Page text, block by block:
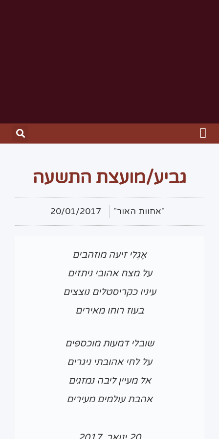
גביע/מועצת התשעה
"אחוות האור" 20/01/2017
אֶגְלִי זיעה מוזהבים
על מצח אהובי ניתזים
עיניו כקריסטלים נוצצים
בעוז רוחו מאירים
שובלי דמעות מוכספים
על לחי אהובתי ניגרים
אל מעיין ליבה נמזגים
אהבת עולמים מעירים